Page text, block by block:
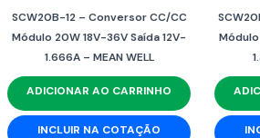
SCW20B-12 – Conversor CC/CC
Módulo 20W 18V-36V Saída 12V-
1.666A – MEAN WELL
ADICIONAR AO CARRINHO
INCLUIR NA COTAÇÃO
Módulo